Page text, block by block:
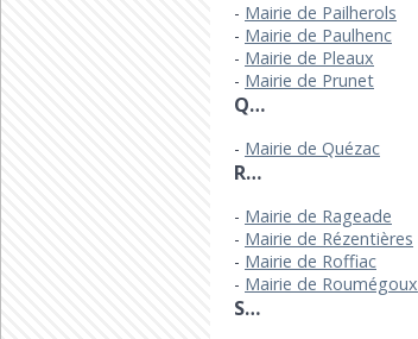
Mairie de Pailherols
Mairie de Paulhenc
Mairie de Pleaux
Mairie de Prunet
Q…
Mairie de Quézac
R…
Mairie de Rageade
Mairie de Rézentières
Mairie de Roffiac
Mairie de Roumégoux
S…